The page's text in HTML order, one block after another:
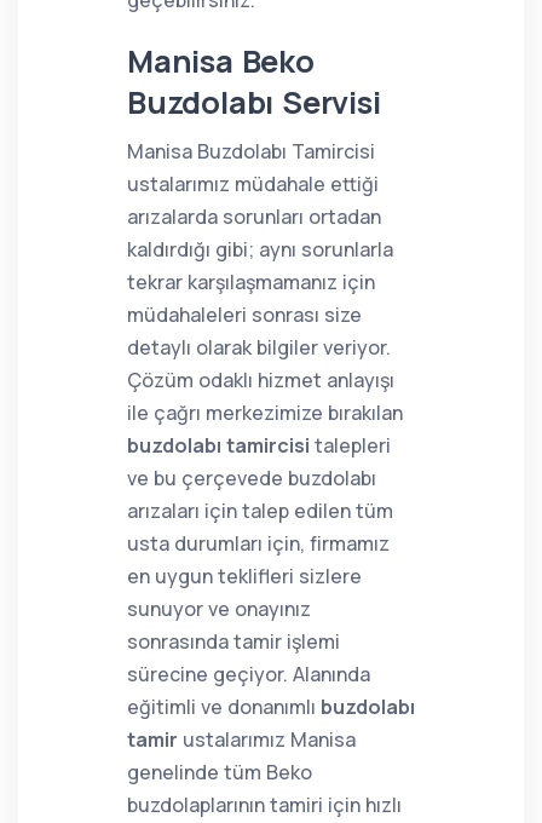
Manisa Beko
Buzdolabı Servisi
Manisa Buzdolabı Tamircisi
ustalarımız müdahale ettiği
arızalarda sorunları ortadan
kaldırdığı gibi; aynı sorunlarla
tekrar karşılaşmamanız için
müdahaleleri sonrası size
detaylı olarak bilgiler veriyor.
Çözüm odaklı hizmet anlayışı
ile çağrı merkezimize bırakılan
buzdolabı tamircisi talepleri
ve bu çerçevede buzdolabı
arızaları için talep edilen tüm
usta durumları için, firmamız
en uygun teklifleri sizlere
sunuyor ve onayınız
sonrasında tamir işlemi
sürecine geçiyor. Alanında
eğitimli ve donanımlı buzdolabı
tamir ustalarımız Manisa
genelinde tüm Beko
buzdolaplarının tamiri için hızlı